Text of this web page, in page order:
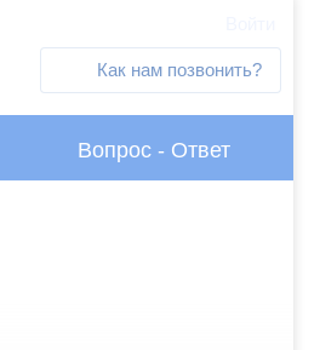
Как нам позвонить?
Вопрос - Ответ